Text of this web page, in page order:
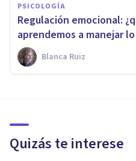
PSICOLOGÍA
Regulación emocional:
aprendemos a manejar
Blanca Ruiz
Quizás te interese